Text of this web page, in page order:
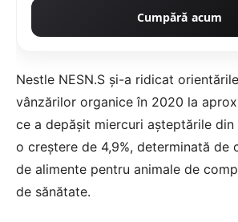
Cumpără acum
Nestle NESN.S și-a ridicat
vânzărilor organice în 2020 la
ce a depășit miercuri așteptările
o creștere de 4,9%, determinată de
de alimente pentru animale de
de sănătate.